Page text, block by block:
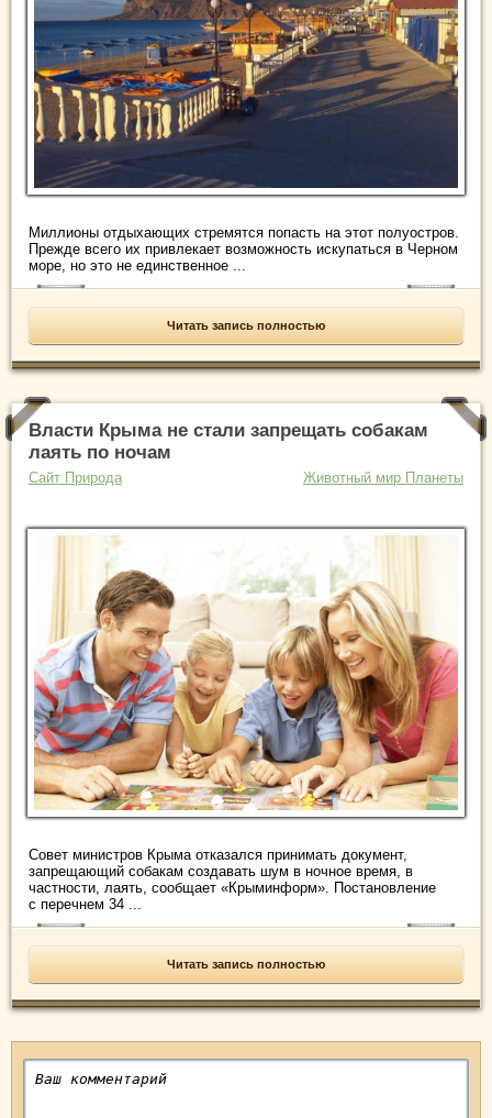
Миллионы отдыхающих стремятся попасть на этот полуостров.
Прежде всего их привлекает возможность искупаться в Черном
море, но это не единственное ...
Читать запись полностью
Власти Крыма не стали запрещать собакам
лаять по ночам
Сайт Природа Животный мир Планеты
Совет министров Крыма отказался принимать документ,
запрещающий собакам создавать шум в ночное время, в
частности, лаять, сообщает «Крыминформ». Постановление
с перечнем 34 ...
Читать запись полностью